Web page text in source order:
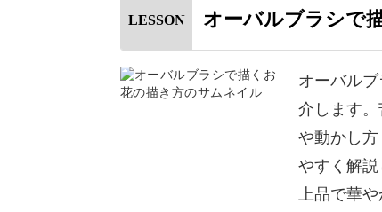
囲気のお花の描き方を徹底レッスン
奥行き感のある大人っぽいアート
LESSON オーバルブラシで
オーバル
介します
や動かし
やすく解
上品で華